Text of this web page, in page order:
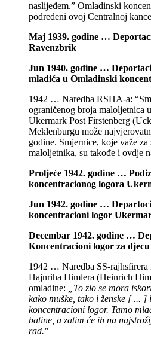
naslijeđem.” Omladinski
podređeni ovoj Centralnoj
Maj 1939. godine …
Ravenzbrik
Jun 1940. godine …
mladića u Omladinski
1942 … Naredba RSHA-a:
ograničenog broja maloljetnica
Ukermark Post Firstenberg
Meklenburgu može
godine. Smjernice, koje važe za
maloljetnika, su takođe i ovdje
Proljeće 1942. godine …
koncentracionog logora
Jun 1942. godine …
koncentracioni logor
Decembar 1942. godine …
Koncentracioni logor za
1942 … Naredba SS-rajhsfirera
Hajnriha Himlera (Heinrich
omladine:
„To zlo se mora
kako muške, tako i ženske [ ...
koncentracioni logor. Tamo
batine, a zatim će ih na
rad."